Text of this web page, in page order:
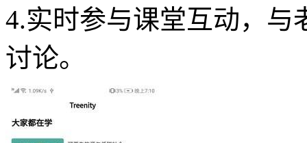
4.实时参与课堂互动，与
讨论。